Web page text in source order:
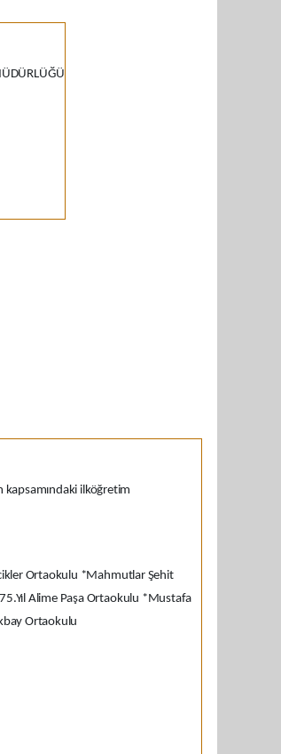
kapsamındaki ilköğretim
Ortaokulu *Mahmutlar Şehit
Alime Paşa Ortaokulu *Mustafa
Ortaokulu